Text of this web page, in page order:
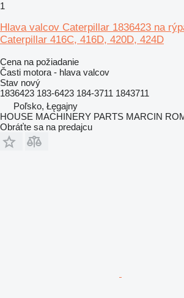
1
Hlava valcov Caterpillar 1836423 na
Caterpillar 416C, 416D, 420D, 424D
Cena na požiadanie
Časti motora - hlava valcov
Stav nový
1836423 183-6423 184-3711 1843711
Poľsko, Łęgajny
HOUSE MACHINERY PARTS MARCIN
Obráťte sa na predajcu